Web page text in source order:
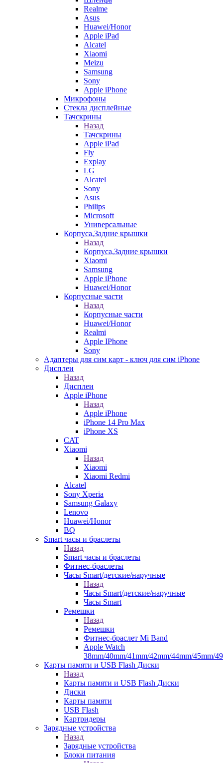
Realme
Asus
Huawei/Honor
Apple iPad
Alcatel
Xiaomi
Meizu
Samsung
Sony
Apple iPhone
Микрофоны
Стекла дисплейные
Тачскрины
Назад
Тачскрины
Apple iPad
Fly
Explay
LG
Alcatel
Sony
Asus
Philips
Microsoft
Универсальные
Корпуса,Задние крышки
Назад
Корпуса,Задние крышки
Xiaomi
Samsung
Apple iPhone
Huawei/Honor
Корпусные части
Назад
Корпусные части
Huawei/Honor
Realmi
Apple IPhone
Sony
Адаптеры для сим карт - ключ для сим iPhone
Дисплеи
Назад
Дисплеи
Apple iPhone
Назад
Apple iPhone
iPhone 14 Pro Max
iPhone XS
CAT
Xiaomi
Назад
Xiaomi
Xiaomi Redmi
Alcatel
Sony Xperia
Samsung Galaxy
Lenovo
Huawei/Honor
BQ
Smart часы и браслеты
Назад
Smart часы и браслеты
Фитнес-браслеты
Часы Smart/детские/наручные
Назад
Часы Smart/детские/наручные
Часы Smart
Ремешки
Назад
Ремешки
Фитнес-браслет Mi Band
Apple Watch
38mm/40mm/41mm/42mm/44mm/45mm/
Карты памяти и USB Flash Диски
Назад
Карты памяти и USB Flash Диски
Диски
Карты памяти
USB Flash
Картридеры
Зарядные устройства
Назад
Зарядные устройства
Блоки питания